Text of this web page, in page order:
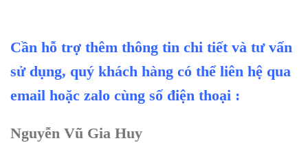
Cần hỗ trợ thêm thông tin chi tiết và tư vấn
sử dụng, quý khách hàng có thể liên hệ qua
email hoặc zalo cùng số điện thoại :
Nguyễn Vũ Gia Huy